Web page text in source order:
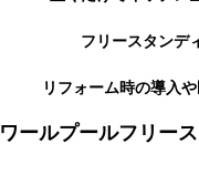
フリースタンデ
リフォーム時の導入
ワールプールフリー